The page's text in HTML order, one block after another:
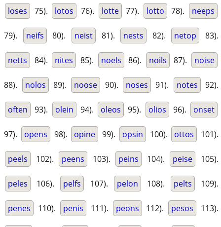
loses 75). lotos 76). lotte 77). lotto 78). neeps
79). neifs 80). neist 81). nests 82). netop 83).
netts 84). nites 85). noels 86). noils 87). noise
88). nolos 89). noose 90). noses 91). notes 92).
often 93). olein 94). oleos 95). olios 96). onset
97). opens 98). opine 99). opsin 100). ottos 101).
peels 102). peens 103). peins 104). peise 105).
peles 106). pelfs 107). pelon 108). pelts 109).
penes 110). penis 111). peons 112). pesos 113).